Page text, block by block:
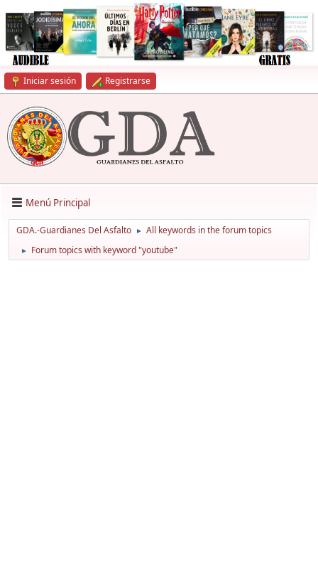
Iniciar sesión Registrarse
Menú Principal
GDA.-Guardianes Del Asfalto ► All keywords in the forum topics
► Forum topics with keyword "youtube"